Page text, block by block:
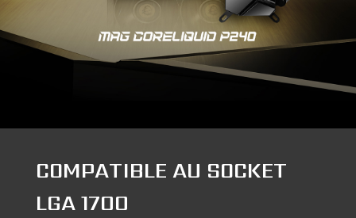
COMPATIBLE AU SOCKET
LGA 1700